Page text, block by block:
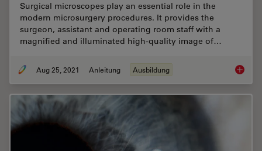
Surgical microscopes play an essential role in the
modern microsurgery procedures. It provides the
surgeon, assistant and operating room staff with a
magnified and illuminated high-quality image of…
Aug 25, 2021 Anleitung Ausbildung How to